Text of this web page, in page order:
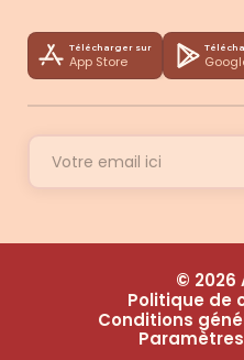
Télécharger sur
App Store
© 2026
Politique de
Conditions